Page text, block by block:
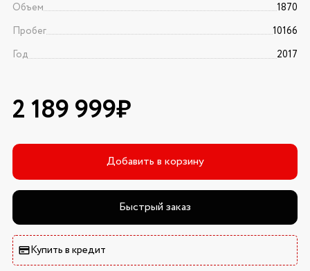
Объем
1870
Пробег
10166
Год
2017
2 189 999₽
Добавить в корзину
Быстрый заказ
Купить в кредит